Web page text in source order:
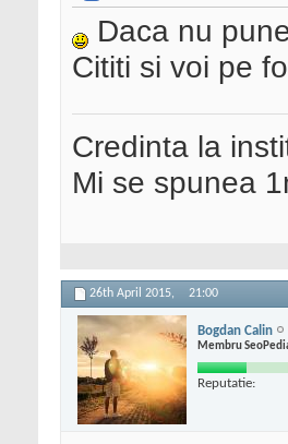
Daca nu
Cititi si voi pe
Credinta la
Mi se spunea
26th April 2015, 21:00
Bogdan Calin
Membru
Reputatie: